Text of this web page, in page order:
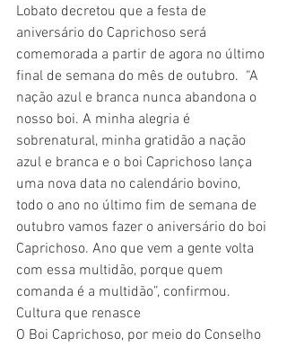
Lobato decretou que a festa de
aniversário do Caprichoso será
comemorada a partir de agora no último
final de semana do mês de outubro.  “A
nação azul e branca nunca abandona o
nosso boi. A minha alegria é
sobrenatural, minha gratidão a nação
azul e branca e o boi Caprichoso lança
uma nova data no calendário bovino,
todo o ano no último fim de semana de
outubro vamos fazer o aniversário do boi
Caprichoso. Ano que vem a gente volta
com essa multidão, porque quem
comanda é a multidão”, confirmou.
Cultura que renasce
O Boi Caprichoso, por meio do Conselho